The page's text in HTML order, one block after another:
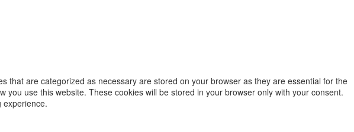
that are categorized as necessary are stored on your browser as they are essential for the
use this website. These cookies will be stored in your browser only with your consent.
experience.